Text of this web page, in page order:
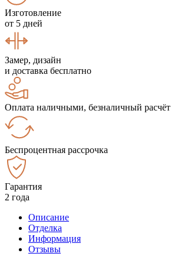
Изготовление
от 5 дней
Замер, дизайн
и доставка бесплатно
Оплата наличными, безналичный расчёт
Беспроцентная рассрочка
Гарантия
2 года
Описание
Отделка
Информация
Отзывы